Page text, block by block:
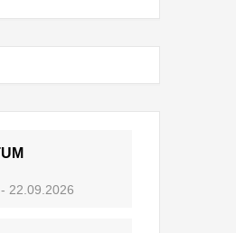
22.09.2026